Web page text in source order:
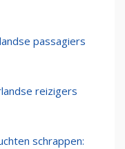
passagiers
reizigers
schrappen: